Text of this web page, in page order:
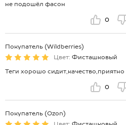
не подошёл фасон
0
Покупатель (Wildberries)
Цвет: Фисташковый
Теги хорошо
0
Покупатель (Ozon)